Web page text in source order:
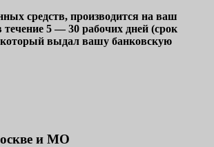
средств, производится на ваш
течение 5 — 30 рабочих дней (срок
который выдал вашу банковскую
и МО